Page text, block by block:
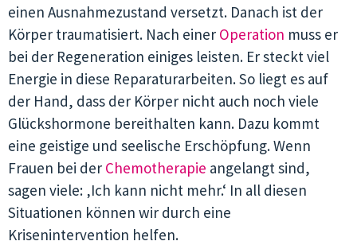
einen Ausnahmezustand versetzt. Danach ist der
Körper traumatisiert. Nach einer Operation muss er
bei der Regeneration einiges leisten. Er steckt viel
Energie in diese Reparaturarbeiten. So liegt es auf
der Hand, dass der Körper nicht auch noch viele
Glückshormone bereithalten kann. Dazu kommt
eine geistige und seelische Erschöpfung. Wenn
Frauen bei der Chemotherapie angelangt sind,
sagen viele: ‚Ich kann nicht mehr.‘ In all diesen
Situationen können wir durch eine
Krisenintervention helfen.